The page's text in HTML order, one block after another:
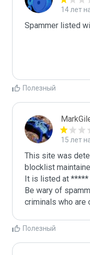
14 лет
Spammer listed
Полезный
15 лет
This site was
blocklist
It is listed at *****
Be wary of
criminals who are
Полезный